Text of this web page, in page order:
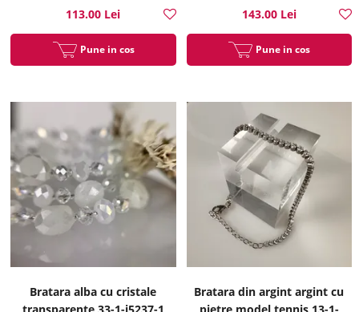
113.00 Lei
Pune in cos
143.00 Lei
Pune in cos
Bratara alba cu cristale
Bratara din argint argint cu